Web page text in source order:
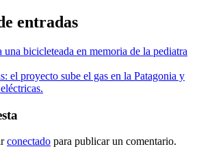
entradas
una bicicleteada en memoria de la pediatra
el proyecto sube el gas en la Patagonia y
conectado para publicar un comentario.